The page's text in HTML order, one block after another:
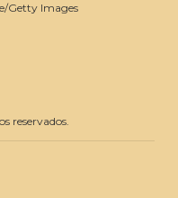
Getty Images
reservados.